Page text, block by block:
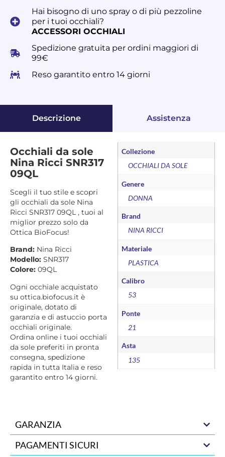
Hai bisogno di uno spray o di più pezzoline
per i tuoi occhiali?
ACCESSORI OCCHIALI
Spedizione gratuita per ordini maggiori di
99€
Reso garantito entro 14 giorni
Descrizione Assistenza
Occhiali da sole
Nina Ricci SNR317
09QL
Scegli il tuo stile e scopri
gli occhiali da sole Nina
Ricci SNR317 09QL , tuoi al
miglior prezzo solo da
Ottica BioFocus!
Brand: Nina Ricci
Modello: SNR317
Colore: 09QL
Ogni occhiale acquistato
su ottica.biofocus.it è
originale, dotato di
garanzia e di astuccio porta
occhiali originale.
Ordina online i tuoi occhiali
da sole preferiti in pronta
consegna, spedizione
rapida in tutta Italia e reso
garantito entro 14 giorni.
Collezione
OCCHIALI DA SOLE
Genere
DONNA
Brand
NINA RICCI
Materiale
PLASTICA
Calibro
53
Ponte
21
Asta
135
GARANZIA
PAGAMENTI SICURI